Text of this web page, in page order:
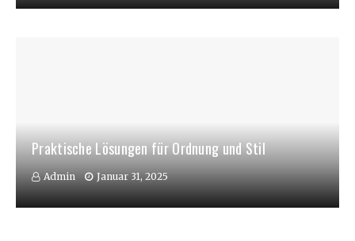
Praktische Lösungen für Ordnung und Stil
Admin Januar 31, 2025